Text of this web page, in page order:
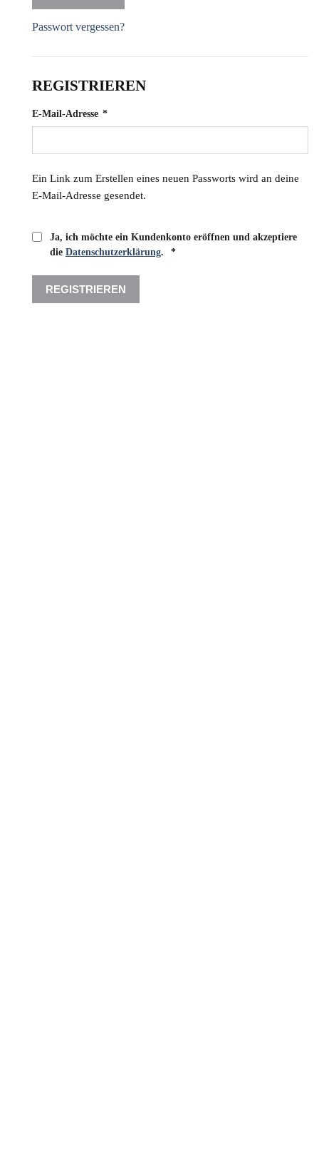
Passwort vergessen?
REGISTRIEREN
E-Mail-Adresse *Erforderlich
Ein Link zum Erstellen eines neuen Passworts wird an deine
E-Mail-Adresse gesendet.
Ja, ich möchte ein Kundenkonto eröffnen und akzeptiere
die Datenschutzerklärung. *Erforderlich
REGISTRIEREN